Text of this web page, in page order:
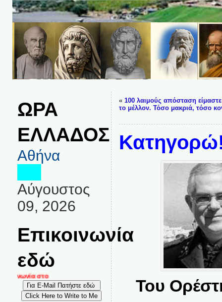
ΩΡΑ
ΕΛΛΑΔΟΣ
Αθήνα
Αύγουστος
09, 2026
Επικοινωνία
εδώ
στο
« 100 λαιμούς απόσταση
το μέλλον. Τόσο μακριά, τόσο
Του